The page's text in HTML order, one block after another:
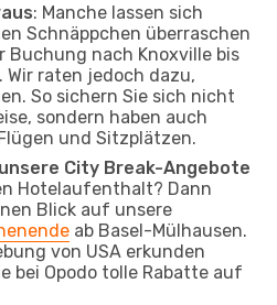
: Manche lassen sich
Schnäppchen überraschen
Buchung nach Knoxville bis
raten jedoch dazu,
So sichern Sie sich nicht
sondern haben auch
und Sitzplätzen.
City Break-Angebote
Hotelaufenthalt? Dann
Blick auf unsere
ab Basel-Mülhausen.
von USA erkunden
bei Opodo tolle Rabatte auf